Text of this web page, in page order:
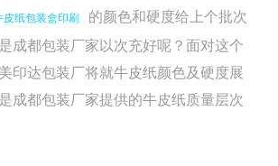
皮纸包装盒印刷
的颜色和硬度给上个批次
成都包装厂家以次充好呢？面对这个
印达包装厂将就牛皮纸颜色及硬度展
成都包装厂家提供的牛皮纸质量层次